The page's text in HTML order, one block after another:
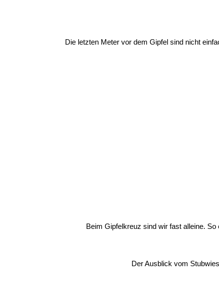
Beim Gipfelkreuz sind wir fast alleine.
Der Ausblick vom
Die letzten Meter vor dem Gipfel sind nicht